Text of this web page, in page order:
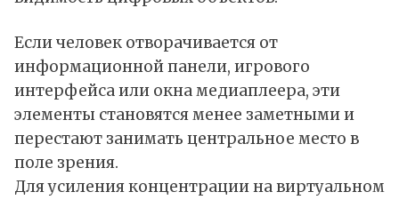
Если человек отворачивается от
информационной панели, игрового
интерфейса или окна медиаплеера, эти
элементы становятся менее заметными и
перестают занимать центральное место в
поле зрения.
Для усиления концентрации на виртуальном